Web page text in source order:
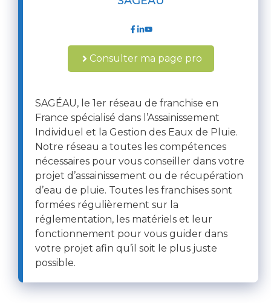
Consulter ma page pro
SAGÉAU, le 1er réseau de franchise en
France spécialisé dans l’Assainissement
Individuel et la Gestion des Eaux de Pluie.
Notre réseau a toutes les compétences
nécessaires pour vous conseiller dans votre
projet d’assainissement ou de récupération
d’eau de pluie. Toutes les franchises sont
formées régulièrement sur la
réglementation, les matériels et leur
fonctionnement pour vous guider dans
votre projet afin qu’il soit le plus juste
possible.